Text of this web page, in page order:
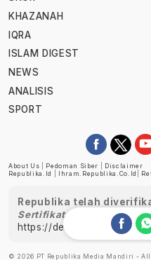
KHAZANAH
IQRA
ISLAM DIGEST
NEWS
ANALISIS
SPORT
About Us Pedoman Siber
Disclaimer
Republika.id
Ihram.republika.co.id
Republika telah
Sertifikat Nomor 1058/
https://dewanpers.or.id/
© 2026 PT Republika Media Mandiri - All